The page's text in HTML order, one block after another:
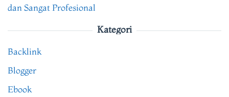
dan Sangat Profesional
Kategori
Backlink
Blogger
Ebook